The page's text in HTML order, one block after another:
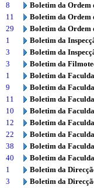
8
Boletim da Ordem
11
Boletim da Ordem
29
Boletim da Ordem
1
Boletim da
3
Boletim da
3
Boletim da
1
Boletim da
9
Boletim da
11
Boletim da
10
Boletim da
12
Boletim da
22
Boletim da
38
Boletim da
40
Boletim da
1
Boletim da
3
Boletim da